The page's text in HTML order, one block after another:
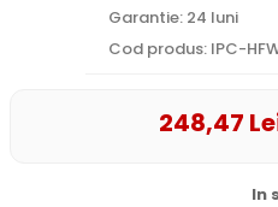
Garantie: 24 luni
Cod produs: IPC-
248,47
In